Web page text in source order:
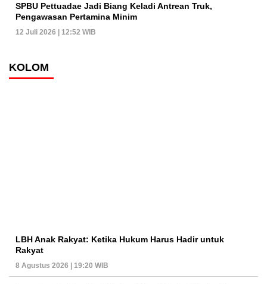
SPBU Pettuadae Jadi Biang Keladi Antrean Truk,
Pengawasan Pertamina Minim
12 Juli 2026 | 12:52 WIB
KOLOM
LBH Anak Rakyat: Ketika Hukum Harus Hadir untuk
Rakyat
8 Agustus 2026 | 19:20 WIB